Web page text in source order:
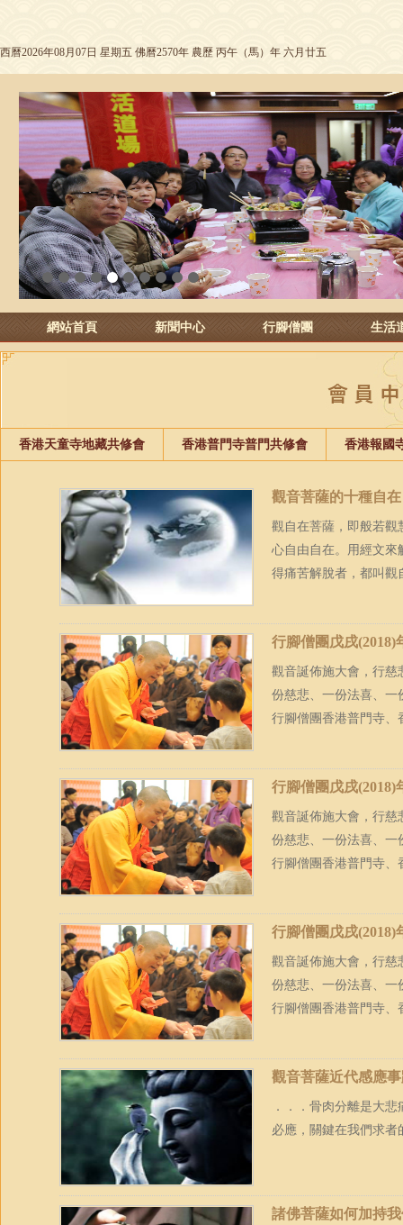
西曆2026年08月07日 星期五 佛曆2570年 農歷 丙午（馬）年 六月廿五
1 2 3 4 5 6 7 8 9 10
網站首頁 新聞中心 行腳僧團 生活
香港天童寺地藏共修會 香港普門寺普門共修會 香港報國
觀音菩薩的十種自在
觀自在菩薩，即般若觀
心自由自在。用經文來
得痛苦解脫者，都叫觀
行腳僧團戊戌(2018)
觀音誕佈施大會，行慈
份慈悲、一份法喜、一
行腳僧團香港普門寺、
行腳僧團戊戌(2018)
觀音誕佈施大會，行慈
份慈悲、一份法喜、一
行腳僧團香港普門寺、
行腳僧團戊戌(2018)
觀音誕佈施大會，行慈
份慈悲、一份法喜、一
行腳僧團香港普門寺、
觀音菩薩近代感應
．．．骨肉分離是大
必應，關鍵在我們求
諸佛菩薩如何加持